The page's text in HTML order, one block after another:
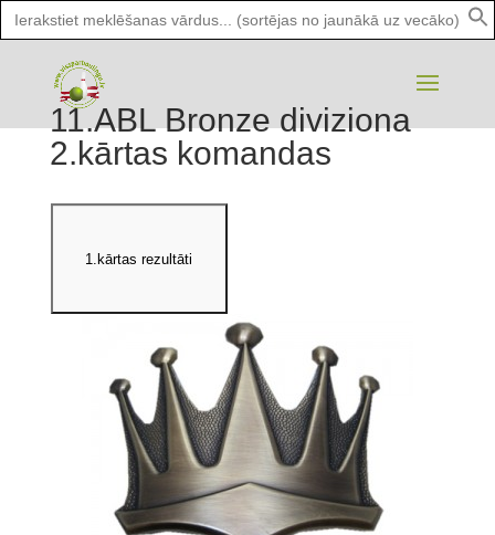
Search
for:
11.ABL Bronze diviziona
2.kārtas komandas
1.kārtas rezultāti